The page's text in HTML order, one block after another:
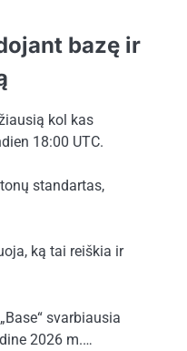
bazę ir
kol kas
18:00 UTC.
standartas,
ką tai reiškia ir
svarbiausia
2026 m.…